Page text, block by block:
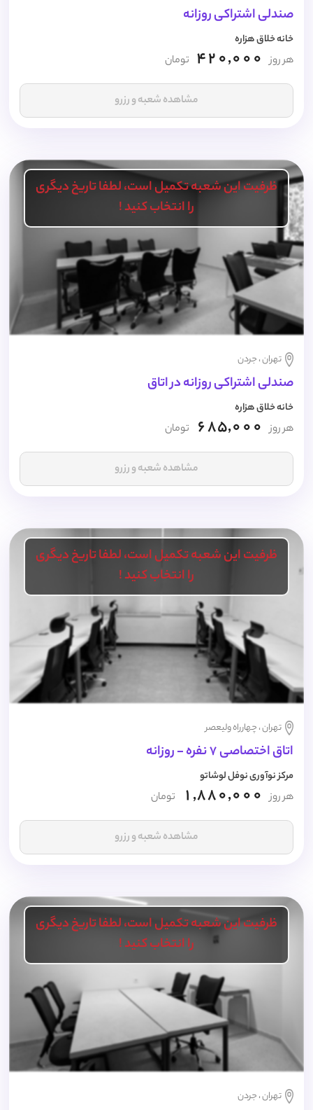
صندلی اشتراکی روزانه
خانه خلاق هزاره
هر روز 420,000 تومان
مشاهده شعبه و رزرو
ظرفیت این شعبه تکمیل است، لطفا تاریخ دیگری
را انتخاب کنید !
تهران ، جردن
صندلی اشتراکی روزانه در اتاق
خانه خلاق هزاره
هر روز 685,000 تومان
مشاهده شعبه و رزرو
ظرفیت این شعبه تکمیل است، لطفا تاریخ دیگری
را انتخاب کنید !
تهران ، چهارراه ولیعصر
اتاق اختصاصی 7 نفره - روزانه
مرکز نوآوری نوفل لوشاتو
هر روز 1,880,000 تومان
مشاهده شعبه و رزرو
ظرفیت این شعبه تکمیل است، لطفا تاریخ دیگری
را انتخاب کنید !
تهران ، جردن